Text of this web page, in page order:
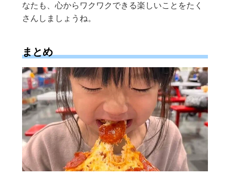
なたも、心からワクワクできる楽しいことをたく
さんしましょうね。
まとめ